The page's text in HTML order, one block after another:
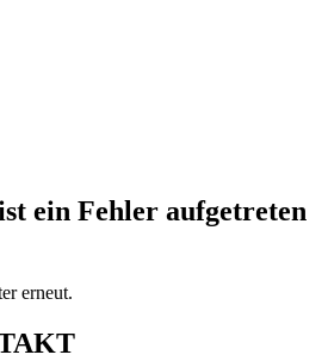
ein Fehler aufgetreten
erneut.